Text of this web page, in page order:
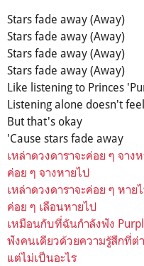
Stars fade away (Away)
Stars fade away (Away)
Stars fade away (Away)
Stars fade away (Away)
Like listening to Princes
Listening alone doesn't
But that's okay
'Cause stars fade away
เหล่าดวงดาราจะค่อย ๆ จาง
ค่อย ๆ จางหายไป
เหล่าดวงดาราจะค่อย ๆ หาย
ค่อย ๆ เลือนหายไป
เหมือนกับที่ฉันกำลังฟัง
ฟังคนเดียวด้วยความรู้สึกที่ต่
แต่ไม่เป็นอะไร